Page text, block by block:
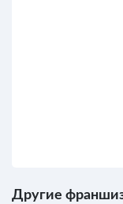
Другие